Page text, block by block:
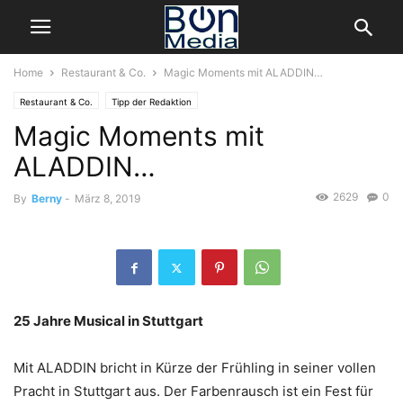
Home Restaurant & Co. Magic Moments mit ALADDIN…
Restaurant & Co. Tipp der Redaktion
Magic Moments mit
ALADDIN…
By Berny - März 8, 2019 0
2629
25 Jahre Musical in Stuttgart
Mit ALADDIN bricht in Kürze der Frühling in seiner vollen
Pracht in Stuttgart aus. Der Farbenrausch ist ein Fest für